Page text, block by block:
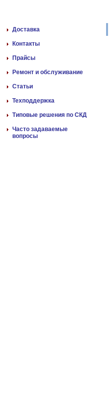
Доставка
Контакты
Прайсы
Ремонт и обслуживание
Статьи
Техподдержка
Типовые решения по СКД
Часто задаваемые
вопросы